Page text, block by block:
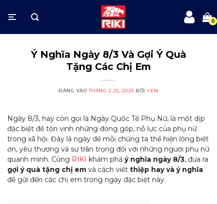
qua
dung
Ý Nghĩa Ngày 8/3 Và Gợi Ý Quà
Tặng Các Chị Em
ĐĂNG VÀOTHÁNG 2 25, 2025 BỞIYEN
Ngày 8/3, hay còn gọi là Ngày Quốc Tế Phụ Nữ, là một dịp
đặc biệt để tôn vinh những đóng góp, nỗ lực của phụ nữ
trong xã hội. Đây là ngày để mỗi chúng ta thể hiện lòng biết
ơn, yêu thương và sự trân trọng đối với những người phụ nữ
quanh mình. Cùng RIKI khám phá ý nghĩa ngày 8/3, đưa ra
gợi ý quà tặng chị em và cách viết thiệp hay và ý nghĩa
để gửi đến các chị em trong ngày đặc biệt này.